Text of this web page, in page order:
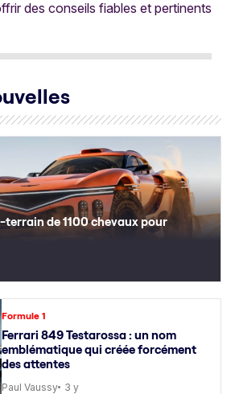
des conseils fiables et pertinents
de 1100 chevaux pour
Formule 1
Ferrari 849 Testarossa : un nom
emblématique qui créée forcément
des attentes
Paul Vaussy 3 y